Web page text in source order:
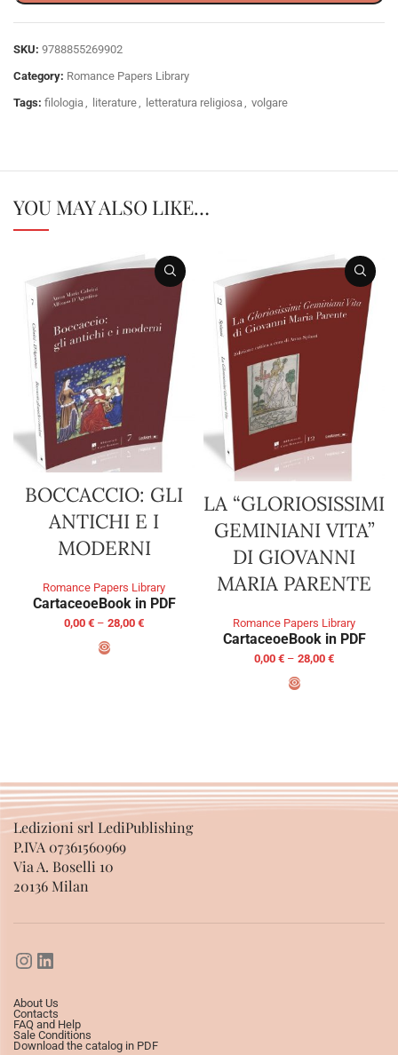
SKU: 9788855269902
Category: Romance Papers Library
Tags: filologia literature letteratura religiosa volgare
YOU MAY ALSO LIKE…
BOCCACCIO: GLI
ANTICHI E I
MODERNI
Romance Papers Library
CartaceoeBook in PDF
0,00 € – 28,00 €
LA “GLORIOSISSIMI
GEMINIANI VITA”
DI GIOVANNI
MARIA PARENTE
Romance Papers Library
CartaceoeBook in PDF
0,00 € – 28,00 €
Ledizioni srl LediPublishing
P.IVA 07361560969
Via A. Boselli 10
20136 Milan
About Us
Contacts
FAQ and Help
Sale Conditions
Download the catalog in PDF